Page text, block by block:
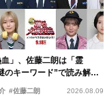
」、佐藤二朗は「霊
キーワード”で読み解く
査線 N.E.W.』新メンバー
#佐藤二朗 2026.08.09